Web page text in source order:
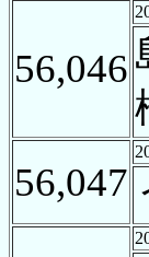
56,046
56,047